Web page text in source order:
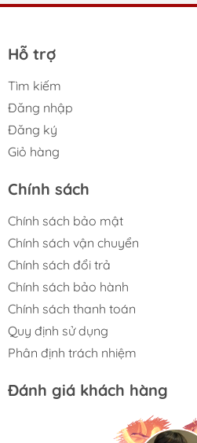
Hỗ trợ
Tìm kiếm
Đăng nhập
Đăng ký
Giỏ hàng
Chính sách
Chính sách bảo mật
Chính sách vận chuyển
Chính sách đổi trả
Chính sách bảo hành
Chính sách thanh toán
Quy định sử dụng
Phân định trách nhiệm
Đánh giá khách hàng